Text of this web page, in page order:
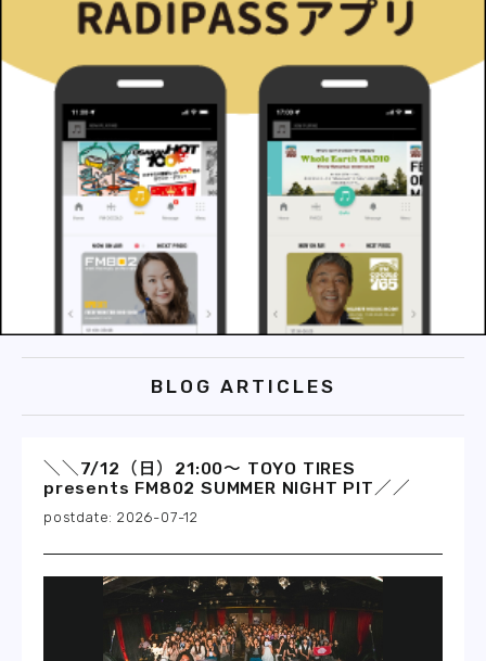
BLOG ARTICLES
＼＼7/12（日）21:00～ TOYO TIRES
presents FM802 SUMMER NIGHT PIT／／
2026-07-12